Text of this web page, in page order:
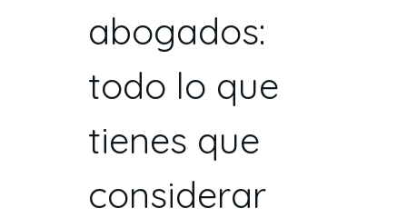
abogados:
todo lo que
tienes que
considerar